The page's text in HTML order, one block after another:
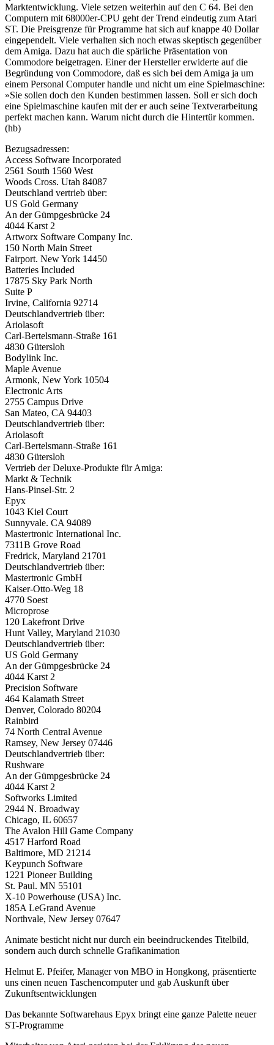
Marktentwicklung. Viele setzen weiterhin auf den C 64. Bei den
Computern mit 68000er-CPU geht der Trend eindeutig zum Atari
ST. Die Preisgrenze für Programme hat sich auf knappe 40 Dollar
eingependelt. Viele verhalten sich noch etwas skeptisch gegenüber
dem Amiga. Dazu hat auch die spärliche Präsentation von
Commodore beigetragen. Einer der Hersteller erwiderte auf die
Begründung von Commodore, daß es sich bei dem Amiga ja um
einem Personal Computer handle und nicht um eine Spielmaschine:
»Sie sollen doch den Kunden bestimmen lassen. Soll er sich doch
eine Spielmaschine kaufen mit der er auch seine Textverarbeitung
perfekt machen kann. Warum nicht durch die Hintertür kommen.
(hb)
Bezugsadressen:
Access Software Incorporated
2561 South 1560 West
Woods Cross. Utah 84087
Deutschland vertrieb über:
US Gold Germany
An der Gümpgesbrücke 24
4044 Karst 2
Artworx Software Company Inc.
150 North Main Street
Fairport. New York 14450
Batteries Included
17875 Sky Park North
Suite P
Irvine, California 92714
Deutschlandvertrieb über:
Ariolasoft
Carl-Bertelsmann-Straße 161
4830 Gütersloh
Bodylink Inc.
Maple Avenue
Armonk, New York 10504
Electronic Arts
2755 Campus Drive
San Mateo, CA 94403
Deutschlandvertrieb über:
Ariolasoft
Carl-Bertelsmann-Straße 161
4830 Gütersloh
Vertrieb der Deluxe-Produkte für Amiga:
Markt & Technik
Hans-Pinsel-Str. 2
Epyx
1043 Kiel Court
Sunnyvale. CA 94089
Mastertronic International Inc.
7311B Grove Road
Fredrick, Maryland 21701
Deutschlandvertrieb über:
Mastertronic GmbH
Kaiser-Otto-Weg 18
4770 Soest
Microprose
120 Lakefront Drive
Hunt Valley, Maryland 21030
Deutschlandvertrieb über:
US Gold Germany
An der Gümpgesbrücke 24
4044 Karst 2
Precision Software
464 Kalamath Street
Denver, Colorado 80204
Rainbird
74 North Central Avenue
Ramsey, New Jersey 07446
Deutschlandvertrieb über:
Rushware
An der Gümpgesbrücke 24
4044 Karst 2
Softworks Limited
2944 N. Broadway
Chicago, IL 60657
The Avalon Hill Game Company
4517 Harford Road
Baltimore, MD 21214
Keypunch Software
1221 Pioneer Building
St. Paul. MN 55101
X-10 Powerhouse (USA) Inc.
185A LeGrand Avenue
Northvale, New Jersey 07647
Animate besticht nicht nur durch ein beeindruckendes Titelbild,
sondern auch durch schnelle Grafikanimation
Helmut E. Pfeifer, Manager von MBO in Hongkong, präsentierte
uns einen neuen Taschencomputer und gab Auskunft über
Zukunftsentwicklungen
Das bekannte Softwarehaus Epyx bringt eine ganze Palette neuer
ST-Programme